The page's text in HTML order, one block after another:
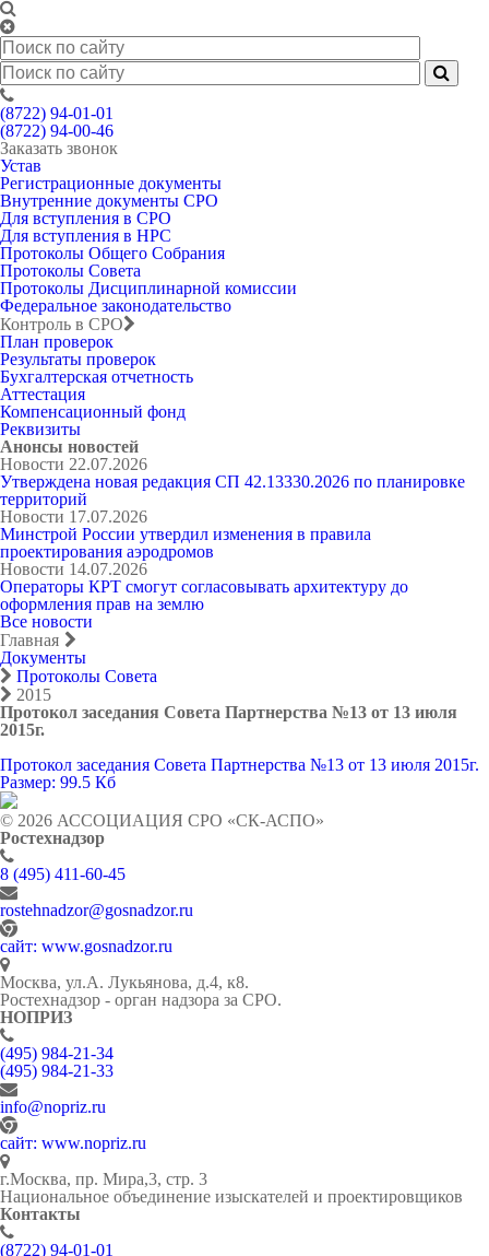
(8722) 94-01-01
(8722) 94-00-46
Заказать звонок
Устав
Регистрационные документы
Внутренние документы СРО
Для вступления в СРО
Для вступления в НРС
Протоколы Общего Собрания
Протоколы Совета
Протоколы Дисциплинарной комиссии
Федеральное законодательство
Контроль в СРО
План проверок
Результаты проверок
Бухгалтерская отчетность
Аттестация
Компенсационный фонд
Реквизиты
Анонсы новостей
Новости 22.07.2026
Утверждена новая редакция СП 42.13330.2026 по планировке
территорий
Новости 17.07.2026
Минстрой России утвердил изменения в правила
проектирования аэродромов
Новости 14.07.2026
Операторы КРТ смогут согласовывать архитектуру до
оформления прав на землю
Все новости
Главная
Документы
Протоколы Совета
2015
Протокол заседания Совета Партнерства №13 от 13 июля
2015г.
Протокол заседания Совета Партнерства №13 от 13 июля 2015г.
Размер: 99.5 Кб
© 2026 АССОЦИАЦИЯ СРО «СК-АСПО»
Ростехнадзор
8 (495) 411-60-45
rostehnadzor@gosnadzor.ru
сайт: www.gosnadzor.ru
Москва, ул.А. Лукьянова, д.4, к8.
Ростехнадзор - орган надзора за СРО.
НОПРИЗ
(495) 984-21-34
(495) 984-21-33
info@nopriz.ru
сайт: www.nopriz.ru
г.Москва, пр. Мира,3, стр. 3
Национальное объединение изыскателей и проектировщиков
Контакты
(8722) 94-01-01